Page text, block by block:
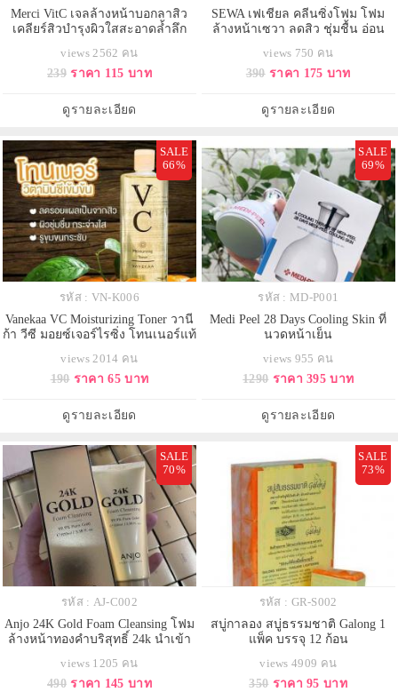
Merci VitC เจลล้างหน้าบอกลาสิว
เคลียร์สิวบำรุงผิวใสสะอาดล้ำลึก
ง่าย
views 2562 คน
239 ราคา 115 บาท
ดูรายละเอียด
SEWA เฟเชียล คลีนซิ่งโฟม โฟม
ล้างหน้าเซวา ลดสิว ชุ่มชื้น อ่อน
views 750 คน
390 ราคา 175 บาท
ดูรายละเอียด
SALE
66%
รหัส : VN-K006
Vanekaa VC Moisturizing Toner วานี
ก้า วีซี มอยซ์เจอร์ไรซิ่ง โทนเนอร์แท้
views 2014 คน
190 ราคา 65 บาท
ดูรายละเอียด
SALE
69%
รหัส : MD-P001
Medi Peel 28 Days Cooling Skin ที่
นวดหน้าเย็น
views 955 คน
1290 ราคา 395 บาท
ดูรายละเอียด
SALE
70%
รหัส : AJ-C002
Anjo 24K Gold Foam Cleansing โฟม
ล้างหน้าทองคำบริสุทธิ์ 24k นำเข้า
views 1205 คน
490 ราคา 145 บาท
SALE
73%
รหัส : GR-S002
สบู่กาลอง สบู่ธรรมชาติ Galong 1
แพ็ค บรรจุ 12 ก้อน
views 4909 คน
350 ราคา 95 บาท